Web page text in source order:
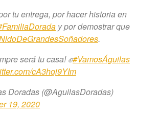
tu entrega, por hacer historia en
y por demostrar que
.
será tu casa! ✊#VamosÁguilas
cA3hqi9YIm
Doradas (@AguilasDoradas)
19, 2020